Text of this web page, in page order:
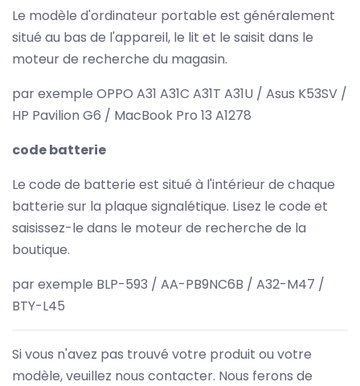
Le modèle d'ordinateur portable est généralement
situé au bas de l'appareil, le lit et le saisit dans le
moteur de recherche du magasin.
par exemple OPPO A31 A31C A31T A31U / Asus K53SV /
HP Pavilion G6 / MacBook Pro 13 A1278
code batterie
Le code de batterie est situé à l'intérieur de chaque
batterie sur la plaque signalétique. Lisez le code et
saisissez-le dans le moteur de recherche de la
boutique.
par exemple BLP-593 / AA-PB9NC6B / A32-M47 /
BTY-L45
Si vous n'avez pas trouvé votre produit ou votre
modèle, veuillez nous contacter. Nous ferons de